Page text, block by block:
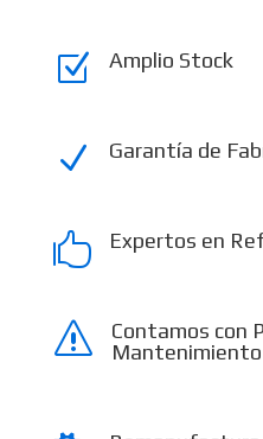
Z Amplio Stock
N Garantía de
 Expertos en
s
Contamos con
Mantenimiento